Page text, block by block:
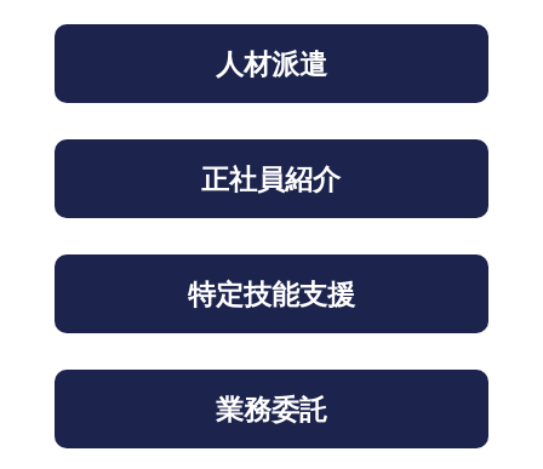
人材派遣
正社員紹介
特定技能支援
業務委託